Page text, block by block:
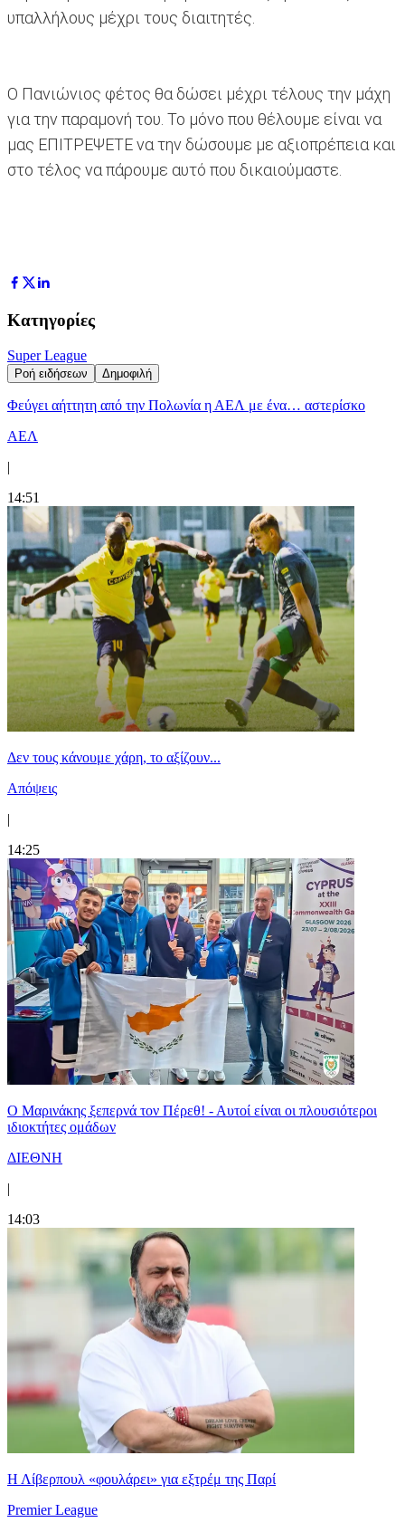
υπαλλήλους μέχρι τους διαιτητές.
Ο Πανιώνιος φέτος θα δώσει μέχρι τέλους την μάχη
για την παραμονή του. Το μόνο που θέλουμε είναι να
μας ΕΠΙΤΡΕΨΕΤΕ να την δώσουμε με αξιοπρέπεια και
στο τέλος να πάρουμε αυτό που δικαιούμαστε.
Κατηγορίες
Super League
Ροή ειδήσεων Δημοφιλή
Φεύγει αήττητη από την Πολωνία η ΑΕΛ με ένα… αστερίσκο
ΑΕΛ
|
14:51
Δεν τους κάνουμε χάρη, το αξίζουν...
Απόψεις
|
14:25
Ο Μαρινάκης ξεπερνά τον Πέρεθ! - Αυτοί είναι οι πλουσιότεροι
ιδιοκτήτες ομάδων
ΔΙΕΘΝΗ
|
14:03
Η Λίβερπουλ «φουλάρει» για εξτρέμ της Παρί
Premier League